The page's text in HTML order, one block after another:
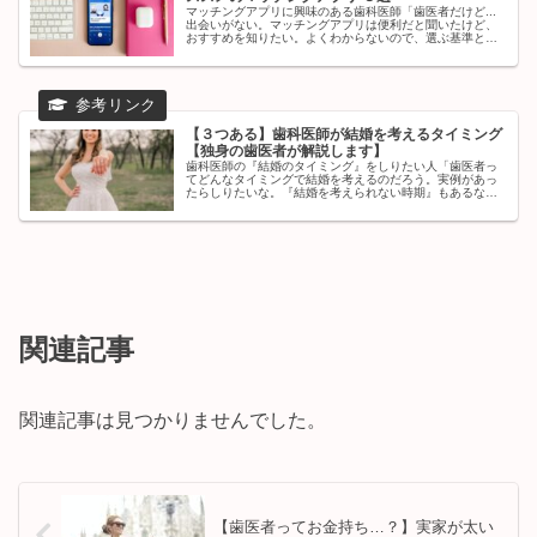
マッチングアプリに興味のある歯科医師「歯医者だけど...
出会いがない。マッチングアプリは便利だと聞いたけど、
おすすめを知りたい。よくわからないので、選ぶ基準とか
たえます。マッチングアプリに...
【３つある】歯科医師が結婚を考えるタイミング
【独身の歯医者が解説します】
歯科医師の『結婚のタイミング』をしりたい人「歯医者っ
てどんなタイミングで結婚を考えるのだろう。実例があっ
たらしりたいな。『結婚を考えられない時期』もあるなら
す。歯医者と付き合っている人の中に...
関連記事
関連記事は見つかりませんでした。
【歯医者ってお金持ち…？】実家が太い